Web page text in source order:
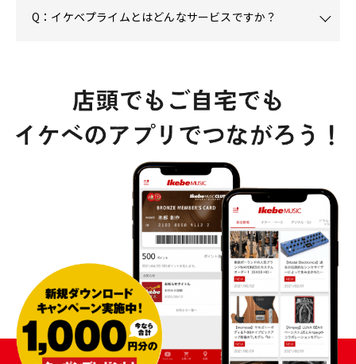
Q：イケベプライムとはどんなサービスですか？